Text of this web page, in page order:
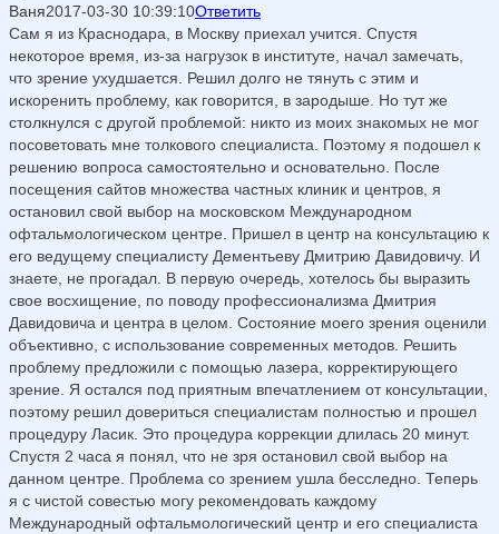
Ваня2017-03-30 10:39:10Ответить
Сам я из Краснодара, в Москву приехал учится. Спустя
некоторое время, из-за нагрузок в институте, начал замечать,
что зрение ухудшается. Решил долго не тянуть с этим и
искоренить проблему, как говорится, в зародыше. Но тут же
столкнулся с другой проблемой: никто из моих знакомых не мог
посоветовать мне толкового специалиста. Поэтому я подошел к
решению вопроса самостоятельно и основательно. После
посещения сайтов множества частных клиник и центров, я
остановил свой выбор на московском Международном
офтальмологическом центре. Пришел в центр на консультацию к
его ведущему специалисту Дементьеву Дмитрию Давидовичу. И
знаете, не прогадал. В первую очередь, хотелось бы выразить
свое восхищение, по поводу профессионализма Дмитрия
Давидовича и центра в целом. Состояние моего зрения оценили
объективно, с использование современных методов. Решить
проблему предложили с помощью лазера, корректирующего
зрение. Я остался под приятным впечатлением от консультации,
поэтому решил довериться специалистам полностью и прошел
процедуру Ласик. Это процедура коррекции длилась 20 минут.
Спустя 2 часа я понял, что не зря остановил свой выбор на
данном центре. Проблема со зрением ушла бесследно. Теперь
я с чистой совестью могу рекомендовать каждому
Международный офтальмологический центр и его специалиста